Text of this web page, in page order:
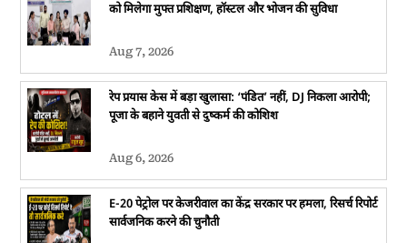
को मिलेगा मुफ्त प्रशिक्षण, हॉस्टल और भोजन की सुविधा
Aug 7, 2026
रेप प्रयास केस में बड़ा खुलासा: ‘पंडित’ नहीं, DJ निकला आरोपी;
पूजा के बहाने युवती से दुष्कर्म की कोशिश
Aug 6, 2026
E-20 पेट्रोल पर केजरीवाल का केंद्र सरकार पर हमला, रिसर्च रिपोर्ट
सार्वजनिक करने की चुनौती